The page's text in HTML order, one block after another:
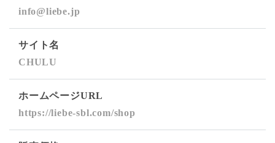
info@liebe.jp
サイト名
CHULU
ホームページURL
https://liebe-sbl.com/shop